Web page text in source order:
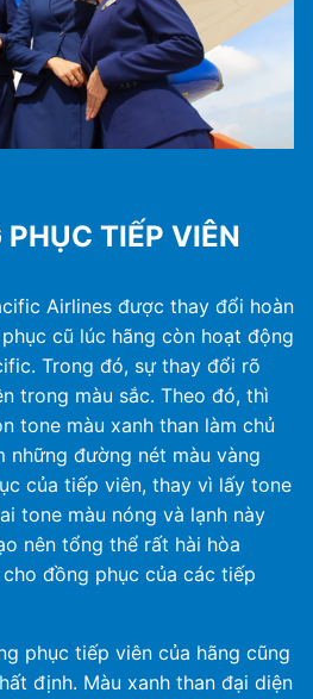
TIẾP VIÊN
Airlines được thay đổi hoàn
cũ lúc hãng còn hoạt động
Trong đó, sự thay đổi rõ
trong màu sắc. Theo đó, thì
tone màu xanh than làm chủ
những đường nét màu vàng
của tiếp viên, thay vì lấy tone
tone màu nóng và lạnh này
nên tổng thể rất hài hòa
đồng phục của các tiếp
phục tiếp viên của hãng cũng
định. Màu xanh than đại diện